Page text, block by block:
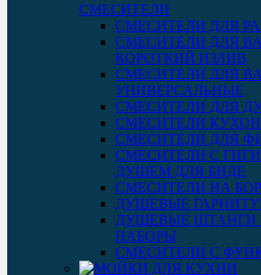
СМЕСИТЕЛИ
СМЕСИТЕЛИ ДЛЯ
СМЕСИТЕЛИ ДЛЯ
КОРОТКИЙ ИЗЛИВ
СМЕСИТЕЛИ ДЛЯ
УНИВЕРСАЛЬНЫЕ
СМЕСИТЕЛИ ДЛЯ
СМЕСИТЕЛИ
СМЕСИТЕЛИ ДЛЯ
СМЕСИТЕЛИ С
ДУШЕМ ДЛЯ БИДЕ
СМЕСИТЕЛИ НА
ДУШЕВЫЕ
ДУШЕВЫЕ ШТАНГИ
НАБОРЫ
СМЕСИТЕЛИ С